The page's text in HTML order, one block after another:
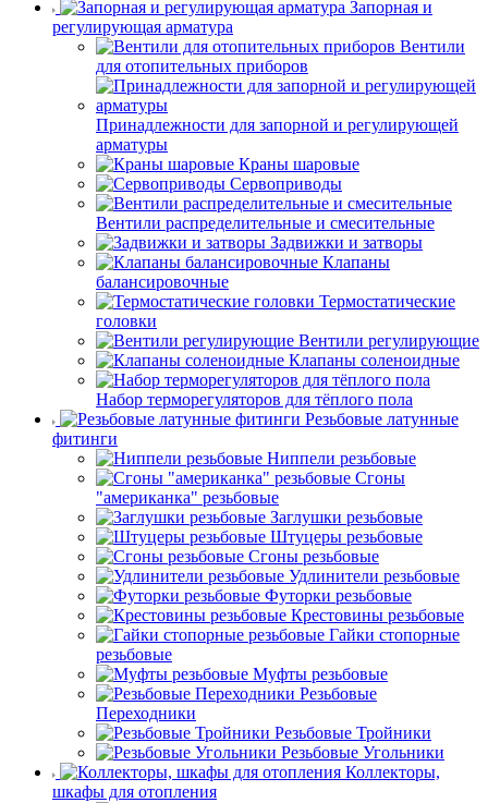
Запорная и
регулирующая арматура
Вентили
для отопительных приборов
Принадлежности для запорной и регулирующей
арматуры
Краны шаровые
Сервоприводы
Вентили распределительные и смесительные
Задвижки и затворы
Клапаны
балансировочные
Термостатические
головки
Вентили регулирующие
Клапаны соленоидные
Набор терморегуляторов для тёплого пола
Резьбовые латунные
фитинги
Ниппели резьбовые
Сгоны
"американка" резьбовые
Заглушки резьбовые
Штуцеры резьбовые
Сгоны резьбовые
Удлинители резьбовые
Футорки резьбовые
Крестовины резьбовые
Гайки стопорные
резьбовые
Муфты резьбовые
Резьбовые
Переходники
Резьбовые Тройники
Резьбовые Угольники
Коллекторы,
шкафы для отопления